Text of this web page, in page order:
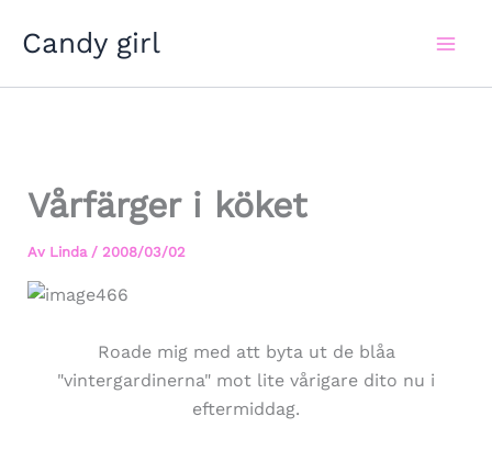
Candy girl
Vårfärger i köket
Av Linda / 2008/03/02
Roade mig med att byta ut de blåa
"vintergardinerna" mot lite vårigare dito nu i
eftermiddag.